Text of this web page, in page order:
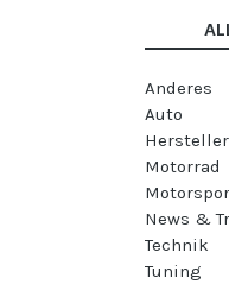
Anderes
Auto
Hersteller
Motorrad
News &
Technik
Tuning